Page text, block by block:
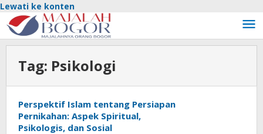
Lewati ke konten
Tag: Psikologi
Perspektif Islam tentang Persiapan
Pernikahan: Aspek Spiritual,
Psikologis, dan Sosial